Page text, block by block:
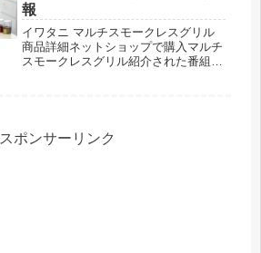
報
イワタニ マルチスモークレスグリル
商品詳細ネットショップで購入マルチ
スモークレスグリル紹介された番組こ
スポンサーリンク